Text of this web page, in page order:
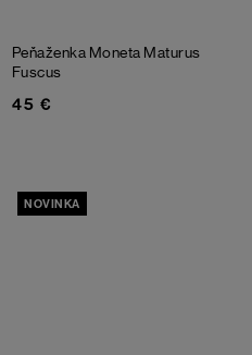
Peňaženka Moneta Maturus
Fuscus
45 €
NOVINKA